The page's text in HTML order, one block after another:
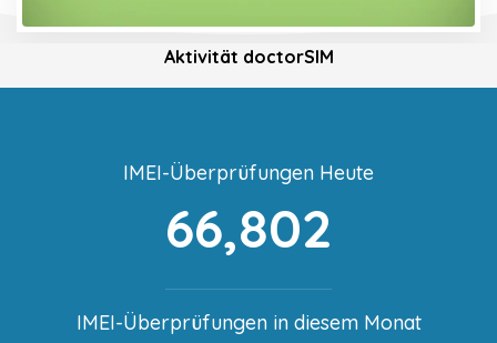
Aktivität doctorSIM
IMEI-Überprüfungen Heute
66,802
IMEI-Überprüfungen in diesem Monat